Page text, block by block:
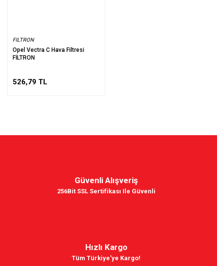
FILTRON
Opel Vectra C Hava Filtresi
FİLTRON
526,79 TL
Güvenli Alışveriş
256Bit SSL Sertifikası Ile Güvenli
Hızlı Kargo
Tüm Türkiye'ye Kargo!